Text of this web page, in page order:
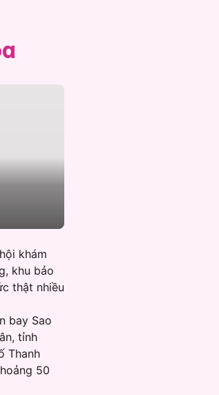
khám
khu bảo
thật nhiều
bay Sao
tỉnh
Thanh
50